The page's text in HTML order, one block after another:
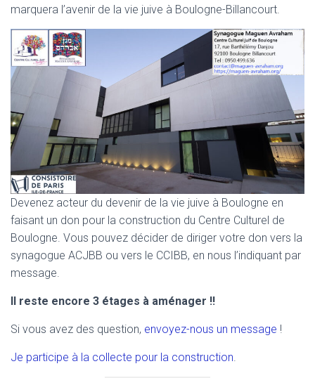
marquera l’avenir de la vie juive à Boulogne-Billancourt.
Devenez acteur du devenir de la vie juive à Boulogne en
faisant un don pour la construction du Centre Culturel de
Boulogne. Vous pouvez décider de diriger votre don vers la
synagogue ACJBB ou vers le CCIBB, en nous l’indiquant par
message.
Il reste encore 3 étages à aménager !!
Si vous avez des question, envoyez-nous un message !
Je participe à la collecte pour la construction.